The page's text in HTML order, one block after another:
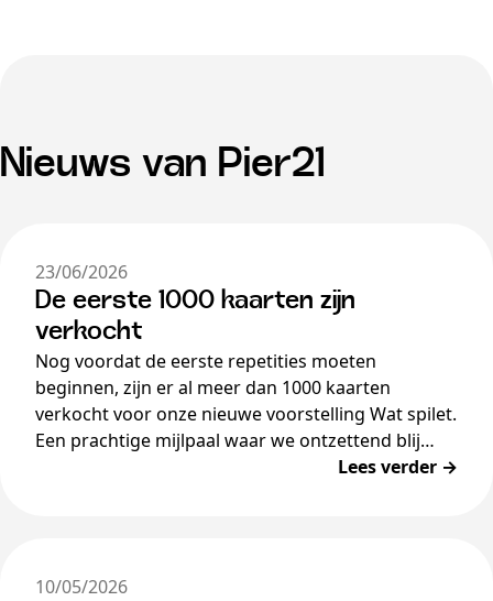
Nieuws van Pier21
23/06/2026
De eerste 1000 kaarten zijn
verkocht
Nog voordat de eerste repetities moeten
beginnen, zijn er al meer dan 1000 kaarten
verkocht voor onze nieuwe voorstelling Wat spilet.
Een prachtige mijlpaal waar we ontzettend blij
Lees verder →
10/05/2026